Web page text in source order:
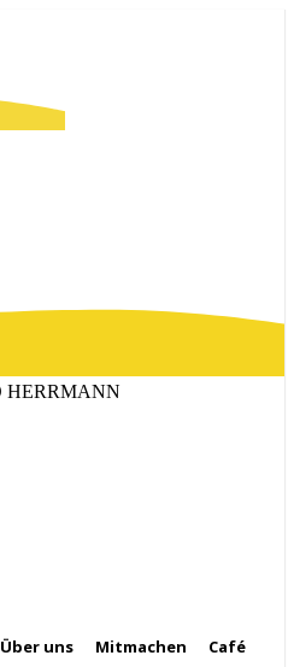
Über uns Mitmachen Café